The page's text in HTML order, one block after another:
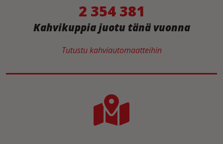
2 354 381
Kahvikuppia juotu tänä vuonna
Tutustu kahviautomaatteihin